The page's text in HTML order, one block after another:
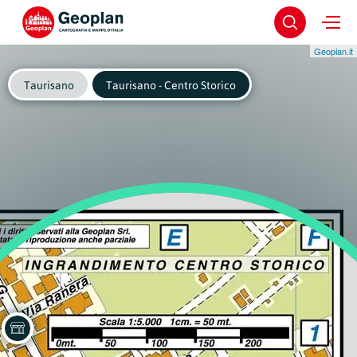
Geoplan.it
Taurisano Taurisano - Centro Storico